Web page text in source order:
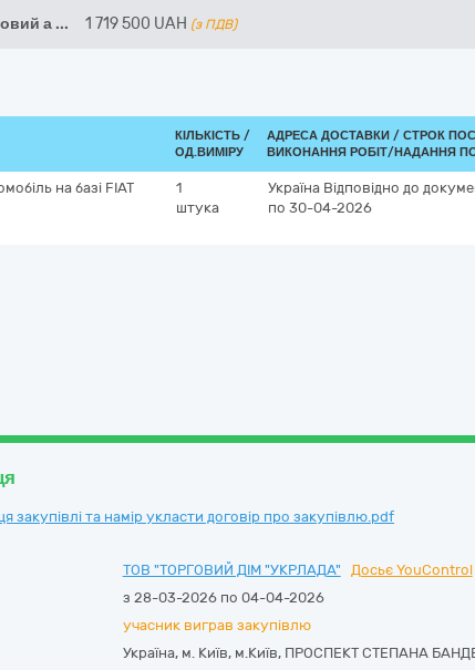
а ... 1 719 500 UAH (з ПДВ)
КІЛЬКІСТЬ /
ОД.ВИМІРУ
АДРЕСА ДОСТАВКИ / СТРОК
ВИКОНАННЯ РОБІТ/НАДАННЯ
на базі FIAT
1
штука
Україна Відповідно до
по 30-04-2026
та намір укласти договір про закупівлю.pdf
ТОВ "ТОРГОВИЙ ДІМ "УКРЛАДА"
Досьє YouControl
з 28-03-2026 по 04-04-2026
учасник виграв закупівлю
Україна, м. Київ, м.Київ, ПРОСПЕКТ СТЕПАНА